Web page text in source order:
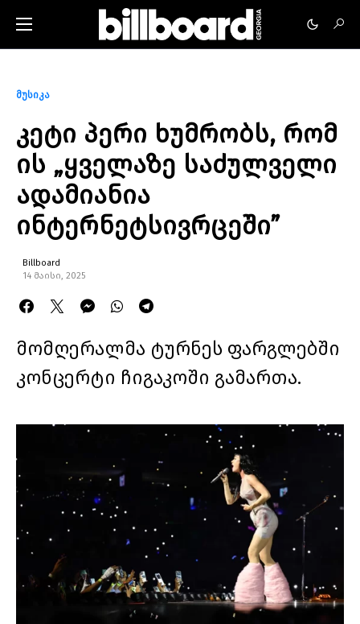
მუსიკა
კეტი პერი ხუმრობს, რომ
ის „ყველაზე საძულველი
ადამიანია
ინტერნეტსივრცეში”
Billboard
14 მაისი, 2025
მომღერალმა ტურნეს ფარგლებში
კონცერტი ჩიგაკოში გამართა.